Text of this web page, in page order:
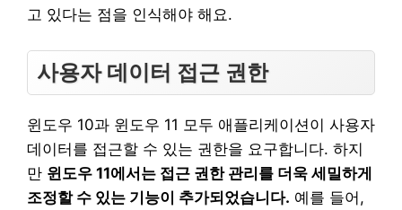
고 있다는 점을 인식해야 해요.
사용자 데이터 접근 권한
윈도우 10과 윈도우 11 모두 애플리케이션이 사용자
데이터를 접근할 수 있는 권한을 요구합니다. 하지
만 윈도우 11에서는 접근 권한 관리를 더욱 세밀하게
조정할 수 있는 기능이 추가되었습니다. 예를 들어,